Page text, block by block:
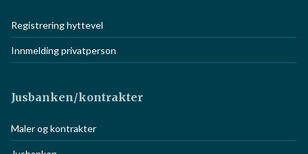
Registrering hyttevel
Innmelding privatperson
Maler og kontrakter